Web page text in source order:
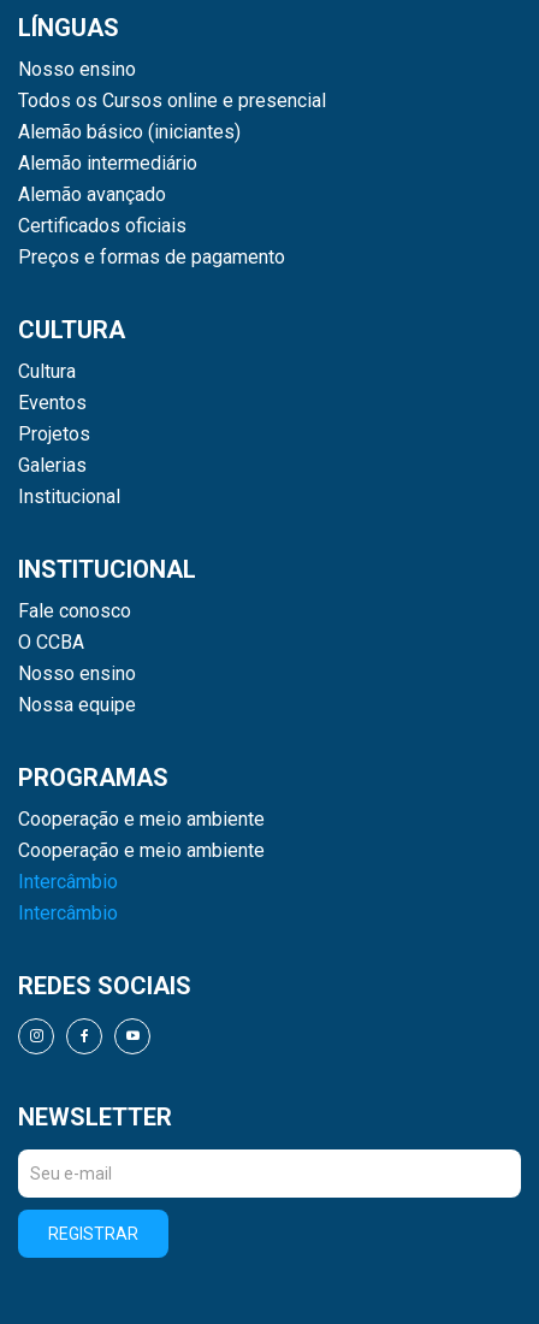
LÍNGUAS
Nosso ensino
Todos os Cursos online e presencial
Alemão básico (iniciantes)
Alemão intermediário
Alemão avançado
Certificados oficiais
Preços e formas de pagamento
CULTURA
Cultura
Eventos
Projetos
Galerias
Institucional
INSTITUCIONAL
Fale conosco
O CCBA
Nosso ensino
Nossa equipe
PROGRAMAS
Cooperação e meio ambiente
Cooperação e meio ambiente
Intercâmbio
Intercâmbio
REDES SOCIAIS
NEWSLETTER
REGISTRAR